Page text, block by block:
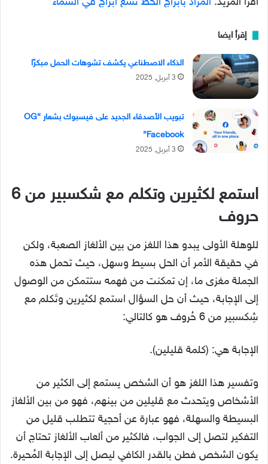
إقرأ ايضا
الذكاء الاصطناعي يكشف تشوهات الحمل مبكرًا
3 أبريل, 2025
تبويب الأصدقاء الجديد على فيسبوك بشعار “OG
Facebook”
3 أبريل, 2025
استمع لكثيرين وتكلم مع شكسبير من 6
حروف
للوهلة الأولى يبدو هذا اللغز من بين الألغاز الصعبة، ولكن
في حقيقة الأمر أن الحل بسيط وسهل، حيث تحمل هذه
الجملة مغزى ما، إن تمكنت من فهمه ستتمكن من الوصول
إلى الإجابة، حيث أن حل السؤال استمع لكثيرين وتَكلم مع
شِكسبير من 6 حُروف هو كالتالي:
الإجابة هي: (كلمة قليلين).
وتفسير هذا اللغز هو أن الشخص يستمع إلى الكثير من
الأشخاص ويتحدث مع قليلين من بينهم، فهو من بين الألغاز
البسيطة والسهلة، فهو عبارة عن أحجية تتطلب قليل من
التفكير لتصل إلى الجواب، فالكثير من ألعاب الألغاز تحتاج أن
يكون الشخص فطن بالقدر الكافي ليصل إلى الإجابة المُحيرة.